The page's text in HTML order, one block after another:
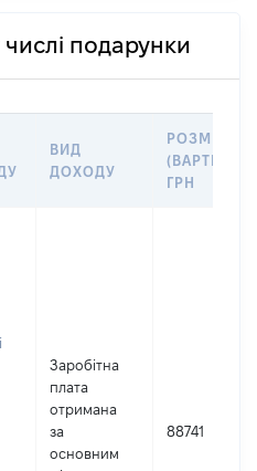
подарунки
ВИД
ДОХОДУ
РОЗМІР
(ВАРТІСТЬ),
ГРН
Заробітна
плата
отримана
за
основним
88741